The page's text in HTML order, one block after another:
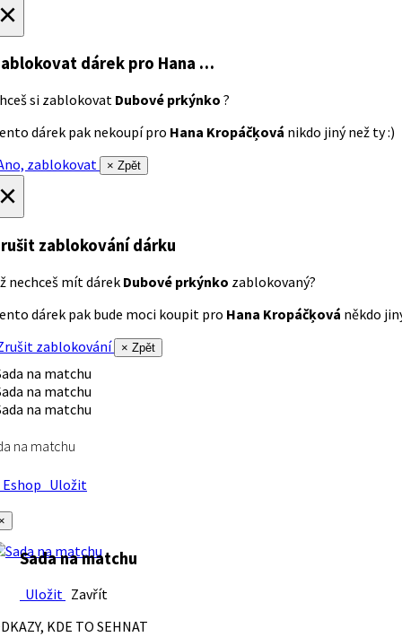
dárek pro Hana …
si zablokovat Dubové prkýnko ?
dárek pak nekoupí pro Hana Kropáčķová nikdo jiný než ty :)
zablokovat
× Zpět
zablokování dárku
nechceš mít dárek Dubové prkýnko zablokovaný?
dárek pak bude moci koupit pro Hana Kropáčķová někdo
zablokování
× Zpět
na matchu
Uložit
Sada na matchu
Uložit Zavřít
KDE TO SEHNAT